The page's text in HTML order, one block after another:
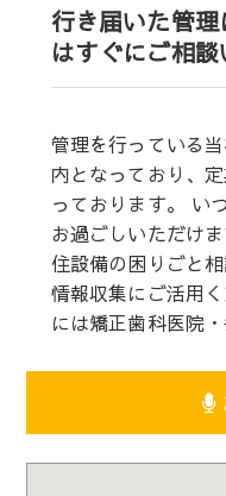
行き届いた管
はすぐにご相談
管理を行っている
内となっており、
っております。 い
お過ごしいただけま
住設備の困りごと
情報収集にご活用
には矯正歯科医院